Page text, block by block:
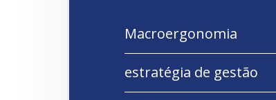
Macroergonomia
estratégia de gestão